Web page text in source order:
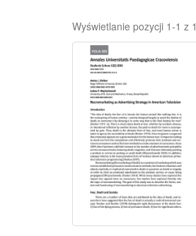
Wyświetlanie pozycji 1-1 z 1